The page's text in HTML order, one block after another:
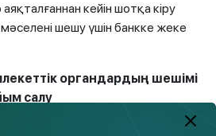
кейін шотқа кіру
шешу үшін банкке жеке
органдардың шешімі
салу